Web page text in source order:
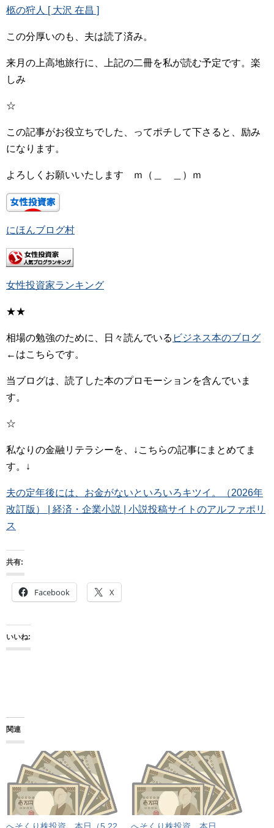
柩の狩人 [ 大沢 在昌 ]
この分厚いのも、夫は読了済み。
来月の上高地旅行に、上記の二冊を私が読む予定です。楽
しみ
☆
この記事がお役立ちでした、ってポチして下さると、励み
になります。
よろしくお願いいたします ｍ（＿ ＿）ｍ
にほんブログ村
女性投資家ランキング
★★
相場の勉強のために、日々読んでいる ビジネス本のブログ
←はこちらです。
当ブログは、読了した本のプロモーションを含んでいま
す。
☆
私なりの金融リテラシーを、↓こちらの記事にまとめてま
す。↓
夫の定年後には、お金がないといろいろキツイ。（2026年
改訂版） | 経済・企業小説 | 小説投稿サイトのアルファポリ
ス
共有:
Facebook X
いいね:
関連